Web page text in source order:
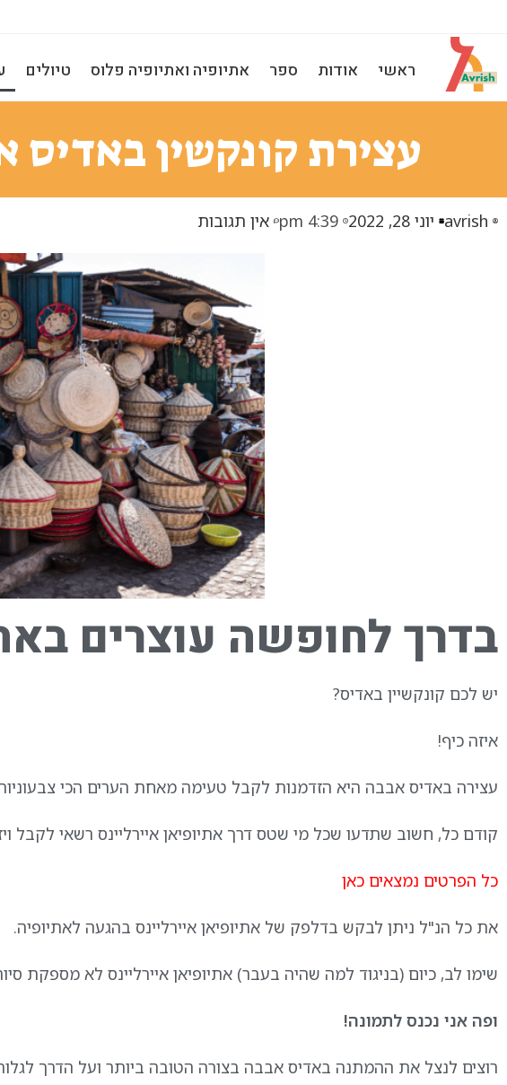
ראשי אודות ספר אתיופיה ואתיופיה פלוס טיולים
עצירת קונקשין באדיס
avrish יוני 28, 2022 4:39 pm אין תגובות
בדרך לחופשה עוצרים
יש לכם קונקשיין באדיס?
איזה כיף!
עצירה באדיס אבבה היא הזדמנות לקבל טעימה מאחת הערים הכי
קודם כל, חשוב שתדעו שכל מי שטס דרך אתיופיאן איירליינס רשאי לקבל
כל הפרטים נמצאים כאן
את כל הנ"ל ניתן לבקש בדלפק של אתיופיאן איירליינס בהגעה לאתיופיה.
שימו לב, כיום (בניגוד למה שהיה בעבר) אתיופיאן איירליינס לא מספקת
ופה אני נכנס לתמונה!
רוצים לנצל את ההמתנה באדיס אבבה בצורה הטובה ביותר ועל הדרך